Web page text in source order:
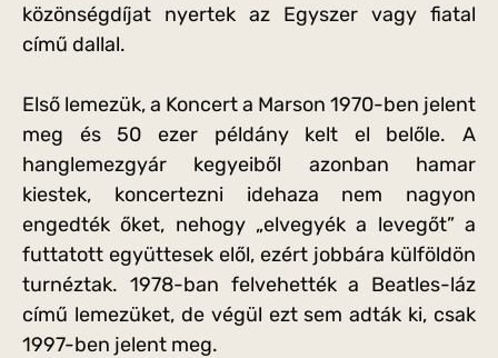
közönségdíjat nyertek az Egyszer vagy fiatal
című dallal.
Első lemezük, a Koncert a Marson 1970-ben jelent
meg és 50 ezer példány kelt el belőle. A
hanglemezgyár kegyeiből azonban hamar
kiestek, koncertezni idehaza nem nagyon
engedték őket, nehogy „elvegyék a levegőt” a
futtatott együttesek elől, ezért jobbára külföldön
turnéztak. 1978-ban felvehették a Beatles-láz
című lemezüket, de végül ezt sem adták ki, csak
1997-ben jelent meg.